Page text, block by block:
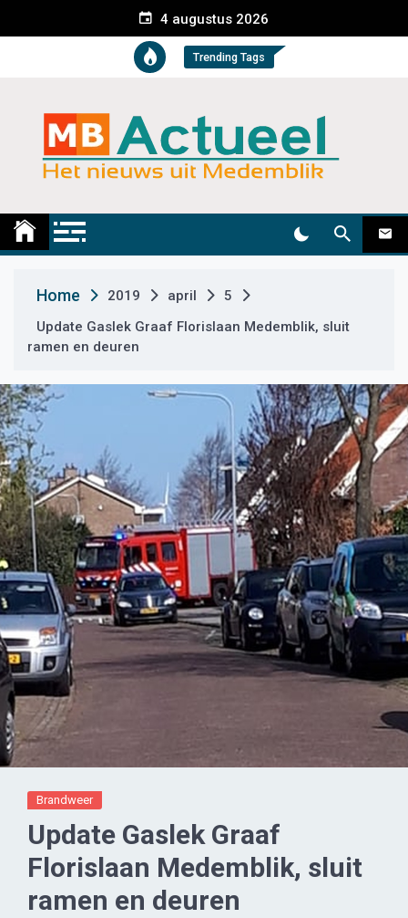
e
t
4 augustus 2026
Trending Tags
Medemblik Actueel
Home 2019 april
5
Update Gaslek Graaf Florislaan Medemblik, sluit
ramen en deuren
Brandweer
Update Gaslek Graaf
Florislaan Medemblik, sluit
ramen en deuren